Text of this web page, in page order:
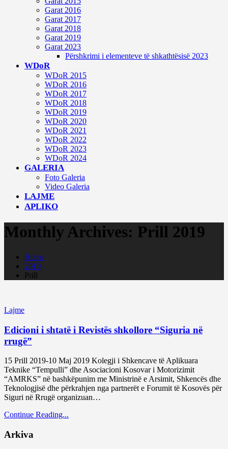
Garat 2016
Garat 2017
Garat 2018
Garat 2019
Garat 2023
Përshkrimi i elementeve të shkathtësisë 2023
WDoR
WDoR 2015
WDoR 2016
WDoR 2017
WDoR 2018
WDoR 2019
WDoR 2020
WDoR 2021
WDoR 2022
WDoR 2023
WDoR 2024
GALERIA
Foto Galeria
Video Galeria
LAJME
APLIKO
Monthly Archives: Prill 2019
Home
2019
Prill
Lajme
Edicioni i shtatë i Revistës shkollore “Siguria në
rrugë”
15 Prill 2019-10 Maj 2019 Kolegji i Shkencave të Aplikuara
Teknike “Tempulli” dhe Asociacioni Kosovar i Motorizimit
“AMRKS” në bashkëpunim me Ministrinë e Arsimit, Shkencës dhe
Teknologjisë dhe përkrahjen nga partnerët e Forumit të Kosovës për
Siguri në Rrugë organizuan…
Continue Reading...
Arkiva